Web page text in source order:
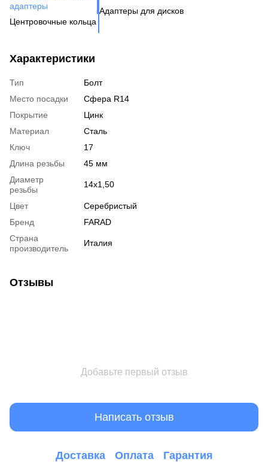
адаптеры
Центровочные кольца
Вентиль под датчик
давления
Адаптеры для дисков
Характеристики
Тип
Болт
Место посадки
Сфера R14
Покрытие
Цинк
Материал
Сталь
Ключ
17
Длина резьбы
45 мм
Диаметр
резьбы
14x1,50
Цвет
Серебристый
Бренд
FARAD
Страна
производитель
Италия
Отзывы
Добавьте первый отзыв
Написать отзыв
Доставка Оплата Гарантия